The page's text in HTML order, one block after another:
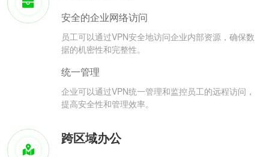
安全的企业网络访问
员工可以通过VPN安全地访问企业内部资源，确保数
据的机密性和完整性。
统一管理
企业可以通过VPN统一管理和监控员工的远程访问，
提高安全性和管理效率。
跨区域办公